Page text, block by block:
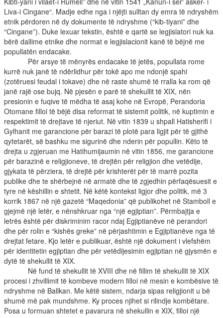
Liva-i Cingane“. Madje edhe nga i njëjti sulltan dy emra të ndryshëm
etnik përdoren në dy dokumente të ndryshme (“kib-tiyani” dhe
“Cingane”). Duke lexuar tekstin, është e qartë se legjislatori nuk ka
bërë dallime etnike dhe normat e legjislacionit kanë të bëjnë me
popullatën endacake.
Për arsye të mënyrës endacake të jetës, popullata rome
kurrë nuk janë të ndërlidhur për tokë apo me ndonjë spahi
(zotëruesi feudal i tokave) dhe në raste shumë të rralla ka rom që
janë rajë ose bujq. Në pjesën e parë të shekullit të XIX, nën
presionin e fuqive të mëdha të asaj kohe në Evropë, Perandoria
Otomane filloi të bëjë disa reformat të sistemit politik, në kuptimin e
respektimit të drejtave të njeriut. Në vitin 1839 u shpall Hatisherifi i
Gylhanit me garancione për barazi të plotë para ligjit për të gjithë
qytetarët, së bashku me sigurinë dhe nderin për popullin. Këto të
drejta u zgjeruan me Hatihumijaumin në vitin 1856, me garancione
për barazinë e religjioneve, të drejtën për religjion dhe vetëdije,
gjykata të përziera, të drejtë për krishterët për të marrë pozita
publike dhe te shërbejnë në armatë dhe të zgjedhin përfaqësuesit e
tyre në këshillin e shtetit. Në këtë kontekst ligjor dhe politik, më 3
korrik 1867 në një gazetë “Maqedonia” që publikohet në Stamboll e
gjejmë një letër, e nënshkruar nga “një egjiptian”. Përmbajtja e
letrës është për diskriminim racor ndaj Egjiptianëve në perandori
dhe për rolin e “kishës greke” në përjashtimin e Egjiptianëve nga të
drejtat fetare. Kjo letër e publikuar, është një dokument i vlefshëm
për identitetin egjiptian dhe për vetëdijesimin egjiptian në gjysmën e
dytë të shekullit të XIX.
Në fund të shekullit të XVIII dhe në fillim të shekullit të XIX
procesi i zhvillimit të kombeve modern filloi në mesin e kombësive të
ndryshme në Ballkan. Me këtë sistem, ndarja sipas religjionit u bë
shumë më pak mundshme. Ky proces njihet si rilindje kombëtare.
Posa u formuan shtetet e pavarura në shekullin e XIX, filloi një